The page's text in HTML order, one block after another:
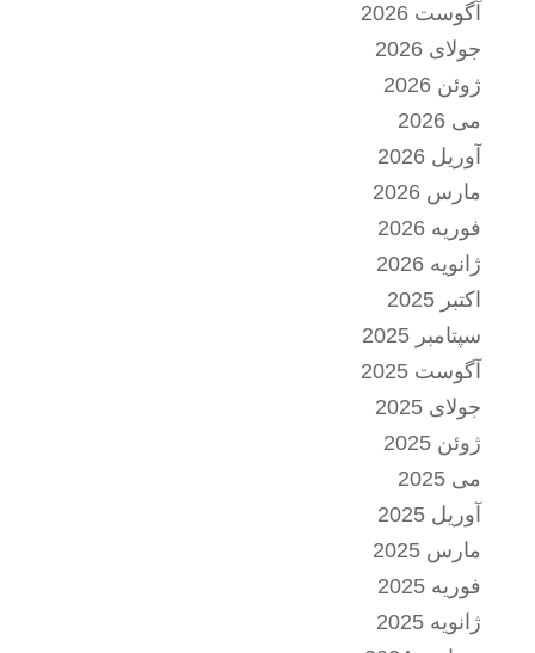
آگوست 2026
جولای 2026
ژوئن 2026
می 2026
آوریل 2026
مارس 2026
فوریه 2026
ژانویه 2026
اکتبر 2025
سپتامبر 2025
آگوست 2025
جولای 2025
ژوئن 2025
می 2025
آوریل 2025
مارس 2025
فوریه 2025
ژانویه 2025